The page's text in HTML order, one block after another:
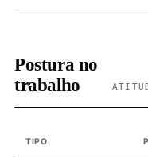
Postura no
trabalho
TIPO